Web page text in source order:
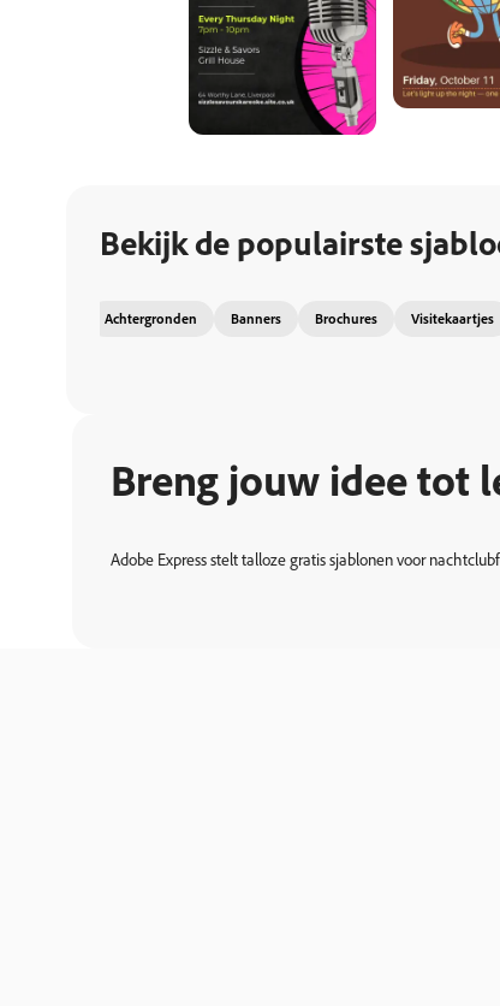
Bekijk de populairste
Achtergronden Banners Brochures Visitekaartjes
Breng jouw idee tot
Adobe Express stelt talloze gratis sjablonen voor